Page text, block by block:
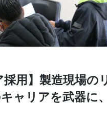
用】製造現場の
ャリアを武器に